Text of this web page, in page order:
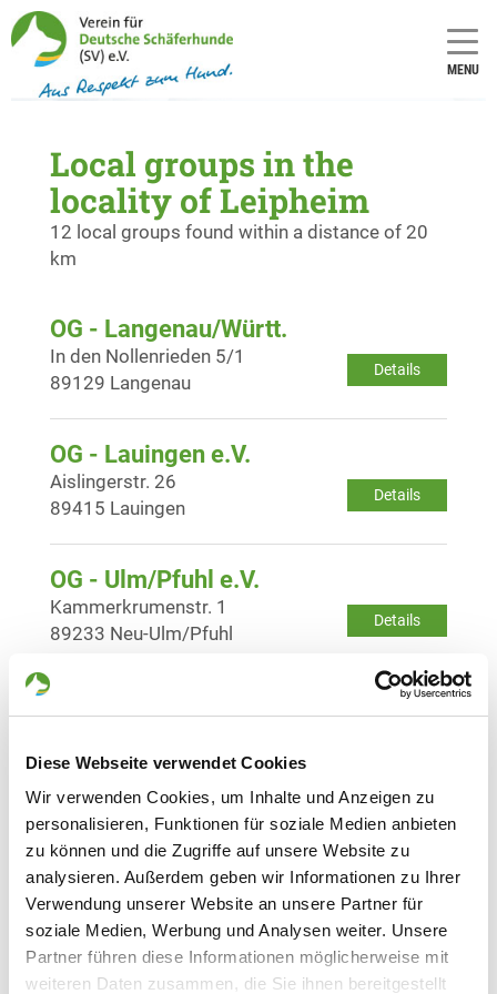
Diese Webseite verwendet Cookies
Wir verwenden Cookies, um Inhalte und Anzeigen zu
personalisieren, Funktionen für soziale Medien anbieten
zu können und die Zugriffe auf unsere Website zu
analysieren. Außerdem geben wir Informationen zu Ihrer
Verwendung unserer Website an unsere Partner für
soziale Medien, Werbung und Analysen weiter. Unsere
Partner führen diese Informationen möglicherweise mit
weiteren Daten zusammen, die Sie ihnen bereitgestellt
MENU
Local groups in the
locality of Leipheim
12 local groups found within a distance of 20
km
OG - Langenau/Württ.
Details
In den Nollenrieden 5/1
89129 Langenau
OG - Lauingen e.V.
Details
Aislingerstr. 26
89415 Lauingen
OG - Ulm/Pfuhl e.V.
Details
Kammerkrumenstr. 1
89233 Neu-Ulm/Pfuhl
89081 Ulm-Söflingen
OG - Ulm/Neu-Ulm gegr. 1910 e.V.
Details
Muthenhölzle 25
89231 Neu-Ulm
OG - Burgau
Remsharter Strasse